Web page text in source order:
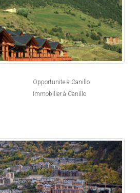
Opportunite à Canillo
Immobilier à Canillo